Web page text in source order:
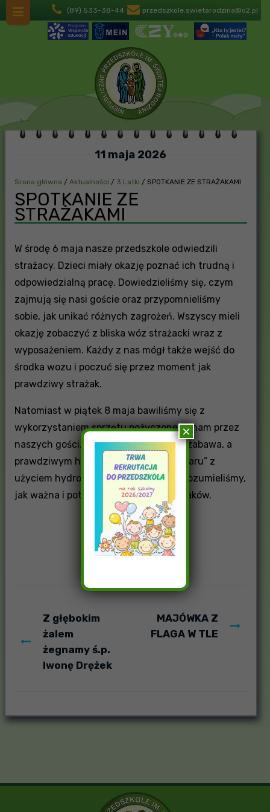
(89) 533-38-44 przedszkole.swietarodzina@o2.pl
11 maja 2026
Srona główna / Aktualności / 3 Latki / SPOTKANIE ZE STRAŻAKAMI
SPOTKANIE ZE
STRAŻAKAMI
W środę 6 maja nasze przedszkole odwiedzili
strażacy. Dzieci miały okazję poznać ich trudną i
odpowiedzialną pracę. Dowiedzieliśmy się, czym
zajmują się nasi goście oraz przypomnieliśmy
sobie, jak unikać różnych zagrożeń. Wszyscy mieli
okazję zobaczyć z bliska wóz strażacki wraz z
wyposażeniem. Każdy z nas mógł także wejść do
środka wozu i poczuć się przez moment jak
prawdziwy strażak.
Natomiast w piątek 8 maja bawiliśmy się z
wykorzystaniem sprzętu pożyczonego nam przez
naszych gości. Każdemu podobała się zabawa, a
prawdziwym hitem było ,,gaszenie pożaru” z
użyciem hydronetki. Dzięki zabawie zrozumieliśmy,
jak ważna i potrzebna jest praca strażaków.
Z głębokim
żalem
żegnamy ś.p.
Iwonę Drężek
MAJÓWKA Z
FLAGA W TLE
×